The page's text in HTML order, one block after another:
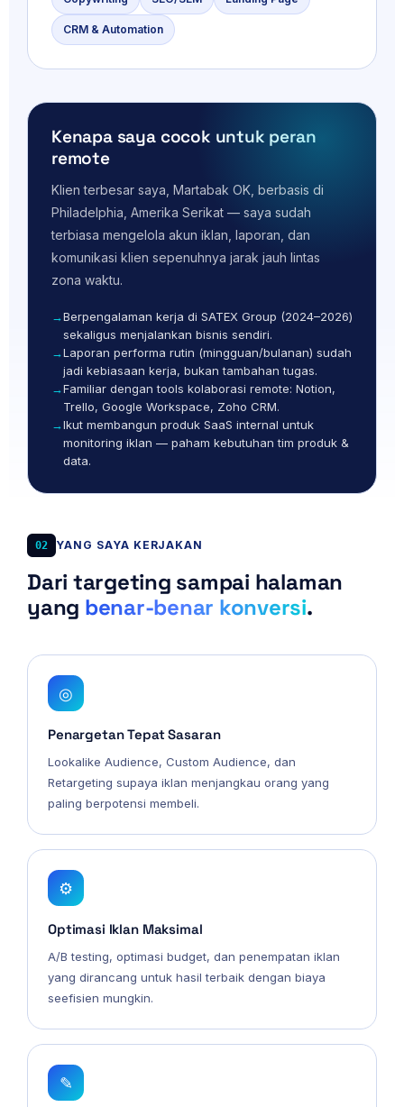
CRM & Automation
Kenapa saya cocok untuk peran
remote
Klien terbesar saya, Martabak OK, berbasis di
Philadelphia, Amerika Serikat — saya sudah
terbiasa mengelola akun iklan, laporan, dan
komunikasi klien sepenuhnya jarak jauh lintas
zona waktu.
Berpengalaman kerja di SATEX Group (2024–2026)
sekaligus menjalankan bisnis sendiri.
Laporan performa rutin (mingguan/bulanan) sudah
jadi kebiasaan kerja, bukan tambahan tugas.
Familiar dengan tools kolaborasi remote: Notion,
Trello, Google Workspace, Zoho CRM.
Ikut membangun produk SaaS internal untuk
monitoring iklan — paham kebutuhan tim produk &
data.
02 YANG SAYA KERJAKAN
Dari targeting sampai halaman
yang benar-benar konversi.
◎
Penargetan Tepat Sasaran
Lookalike Audience, Custom Audience, dan
Retargeting supaya iklan menjangkau orang yang
paling berpotensi membeli.
⚙
Optimasi Iklan Maksimal
A/B testing, optimasi budget, dan penempatan iklan
yang dirancang untuk hasil terbaik dengan biaya
seefisien mungkin.
✎